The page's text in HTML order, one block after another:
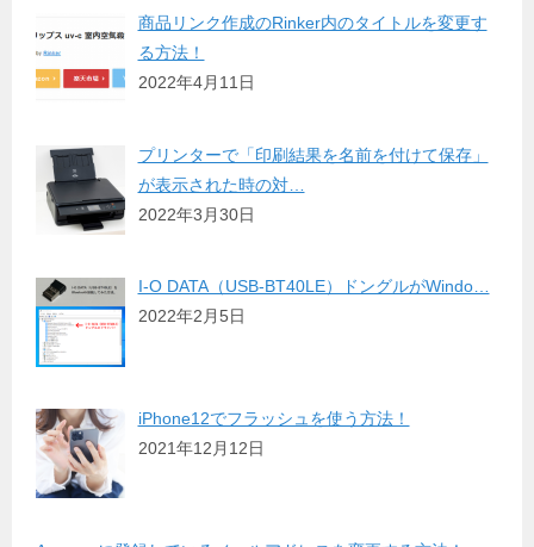
商品リンク作成のRinker内のタイトルを変更す
る方法！
2022年4月11日
プリンターで「印刷結果を名前を付けて保存」
が表示された時の対…
2022年3月30日
I-O DATA（USB-BT40LE）ドングルがWindo…
2022年2月5日
iPhone12でフラッシュを使う方法！
2021年12月12日